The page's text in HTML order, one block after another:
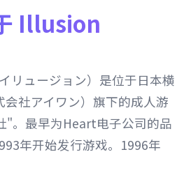
Illusion
イリュージョン）是位于日本横
会社アイワン）旗下的成人游
"。最早为Heart电子公司的品
年开始发行游戏。1996年